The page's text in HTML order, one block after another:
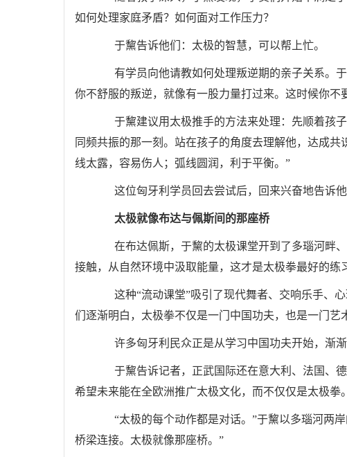
如何处理家庭矛盾？如何面对工作压力？
于黧告诉他们：太极的智慧，可以帮上忙。
有学员向他请教如何处理叛逆期的亲子关系。于
你不舒服的叛逆，就像有一股力量打过来。这时候你
于黧建议用太极推手的方法来处理：先顺着孩子
同频共振的那一刻。站在孩子的角度去理解他，达成
线太露，容易伤人；弧线圆润，利于平衡。”
这位匈牙利学员回去尝试后，回来兴奋地告诉他
太极就像布达与佩斯间的那座桥
在布达佩斯，于黧的太极课堂开到了多瑙河畔、
接触，从自然环境中汲取能量，这才是太极拳最好的练
这种“流动课堂”吸引了现代舞者、交响乐手、心
们逐渐明白，太极拳不仅是一门中国功夫，也是一门艺
许多匈牙利民众正是从学习中国功夫开始，渐渐
于黧告诉记者，正武国际还在意大利、法国、德
希望未来能在全欧洲推广太极文化，而不仅仅是太极拳
“太极的每个动作都是对话。”于黧以多瑙河两岸
桥梁连接。太极就像那座桥。”